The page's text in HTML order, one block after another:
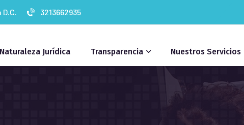
3213662935
Naturaleza Jurídica Transparencia Nuestros Servicios